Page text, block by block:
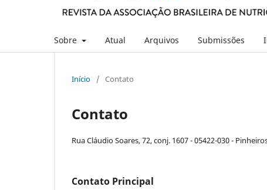
Sobre Atual Arquivos Submissões
Início / Contato
Contato
Rua Cláudio Soares, 72, conj. 1607 - 05422-030 -
Contato Principal